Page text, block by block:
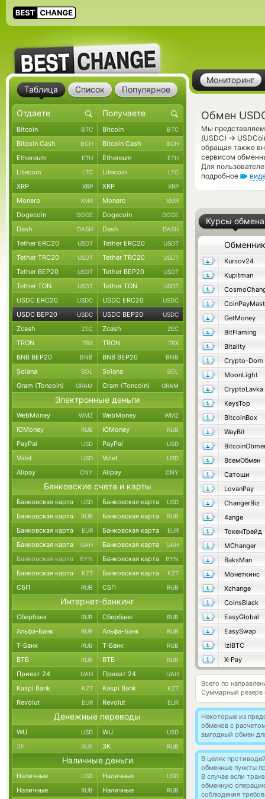
Мониторинг
Обмен
Мы представляем
(USDC) →
обращая также
сервисом
Для
подробное
Курсы обмена
Обменник
Kursov24
Kupitman
GetMoney
BitFlaming
Bitality
Crypto-Dom
MoonLight
CryptoLavka
KeysTop
BitcoinBox
WayBit
ВсемОбмен
Сатоши
LovanPay
ChangerBiz
4ange
ТокенТрейд
MChanger
BaksMan
Монеткинс
Xchange
CoinsBlack
EasyGlobal
EasySwap
IziBTC
X-Pay
Всего по
Суммарный резерв
Некоторые из
обменов с
выгодный обмен
В целях
обменные пункты
В случае если
обменную
соблюдения
Таблица Список Популярное
Bitcoin BTC Bitcoin BTC
Bitcoin Cash BCH Bitcoin Cash BCH
Ethereum ETH Ethereum ETH
Litecoin LTC Litecoin LTC
XRP XRP XRP XRP
Monero XMR Monero XMR
Dogecoin DOGE Dogecoin DOGE
Dash DASH Dash DASH
Tether ERC20 USDT Tether ERC20 USDT
Tether TRC20 USDT Tether TRC20 USDT
Tether BEP20 USDT Tether BEP20 USDT
Tether TON USDT Tether TON USDT
USDC ERC20 USDC USDC ERC20 USDC
USDC BEP20 USDC USDC BEP20 USDC
Zcash ZEC Zcash ZEC
TRON TRX TRON TRX
BNB BEP20 BNB BNB BEP20 BNB
Solana SOL Solana SOL
Gram (Toncoin) GRAM Gram (Toncoin) GRAM
Электронные деньги
WebMoney WMZ WebMoney WMZ
ЮMoney RUB ЮMoney RUB
PayPal USD PayPal USD
Volet USD Volet USD
Alipay CNY Alipay CNY
Банковские счета и карты
Банковская карта USD Банковская карта USD
Банковская карта RUB Банковская карта RUB
Банковская карта EUR Банковская карта EUR
Банковская карта UAH Банковская карта UAH
Банковская карта BYN Банковская карта BYN
Банковская карта KZT Банковская карта KZT
СБП RUB СБП RUB
Интернет-банкинг
Сбербанк RUB Сбербанк RUB
Альфа-Банк RUB Альфа-Банк RUB
Т-Банк RUB Т-Банк RUB
ВТБ RUB ВТБ RUB
Приват 24 UAH Приват 24 UAH
Kaspi Bank KZT Kaspi Bank KZT
Revolut EUR Revolut EUR
Денежные переводы
WU USD WU USD
ЗК RUB ЗК RUB
Наличные деньги
Наличные USD Наличные USD
Наличные RUB Наличные RUB